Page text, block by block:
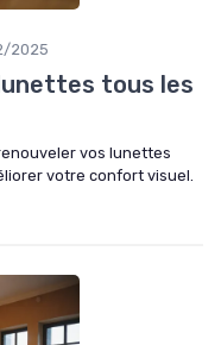
2025
tous les
vos lunettes
votre confort visuel.